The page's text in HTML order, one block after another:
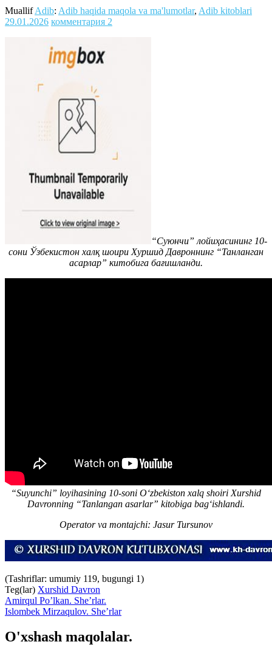
MuallifAdib: Adib haqida maqola va ma'lumotlar, Adib kitoblari
29.01.2026 комментария 2
“Суюнчи” лойиҳасининг 10-
сони Ўзбекистон халқ шоири Хуршид Давроннинг “Танланган
асарлар” китобига бағишланди.
“Suyunchi” loyihasining 10-soni O‘zbekiston xalq shoiri Xurshid
Davronning “Tanlangan asarlar” kitobiga bag‘ishlandi.
Operator va montajchi: Jasur Tursunov
(Tashriflar: umumiy 119, bugungi 1)
Teg(lar) Xurshid Davron
Amirqul Po’lkan. She’rlar.
Islombek Mirzaqulov. She’rlar
O'xshash maqolalar.